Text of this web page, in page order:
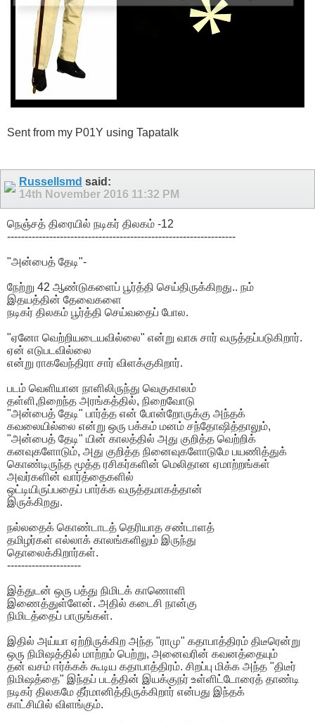
Sent from my P01Y using Tapatalk
Russellsmd said:
14th November 2016 11:32 PM
நெஞ்சத் திரையில் நடிகர் திலகம் -12
-----------------------------------------------------------------
"அன்பைத் தேடி"-
நேற்று 42 ஆண்டுகளைப் பூர்த்தி செய்திருக்கிறது.. நம்
இதயத்தின் தேவைகளை
நடிகர் திலகம் பூர்த்தி செய்வதைப் போல.
"ஏனோ வெற்றியடையவில்லை" என்று வாசு சார் வருத்தப்படுகிறார்.
ஏன் எடுபடவில்லை
என்று ராகவேந்திரா சார் விளக்குகிறார்.
படம் வெளியான நாளிலிருந்து வெகுகாலம்
தள்ளி,நிறைந்த அரங்கத்தில், நிறைவோடு
"அன்பைத் தேடி" பார்த்த என் போன்றோருக்கு அந்தக்
கவலையில்லை என்று ஒரு பக்கம் மனம் சந்தோஷித்தாலும்,
"அன்பைத் தேடி" யின் காலத்தில் அது குறித்த வெற்றிக்
கனவுகளோடும், அது குறித்த நினைவுகளோடுமே பயணித்துக்
கொண்டிருந்த மூத்த ரசிகர்களின் மெலிதான ஏமாற்றங்கள்
அவர்களின் வார்த்தைகளில்
ஒட்டியிருப்பதைப் பார்க்க வருத்தமாகத்தான்
இருக்கிறது.
நல்லதைக் கொண்டாடத் தெரியாத சண்டாளத்
தமிழர்கள் எல்லாக் காலங்களிலும் இருந்து
தொலைக்கிறார்கள்.
---------------------
இத்துடன் ஒரு பத்து நிமிடக் காணொளி
இணைத்துள்ளேன். அதில் கடைசி நான்கு
நிமிடத்தைப் பாருங்கள்.
இதில் அய்யா ஏற்றிருக்கிற அந்த "ராமு" கதாபாத்திரம் திடீரென்று
ஒரு நிமிஷத்தில் மாற்றம் பெற்று, அனைவரின் கவனத்தையும்
தன் வசம் ஈர்க்கக் கூடிய கதாபாத்திரம். சிறப்பு மிக்க அந்த "திடீர்
நிமிஷத்தை" இந்தப் படத்தின் இயக்குநர் உள்ளிட்டோரைத் தாண்டி
நடிகர் திலகமே தீர்மானித்திருக்கிறார் என்பது இந்தக்
காட்சியில் விளங்கும்.